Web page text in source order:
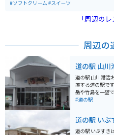
海沿いの景色のいい道路を走るのでツーリング
ってこいです。駐車場までの道は少し狭いです
にも適しています。
の離島も目視できるほか、名物の塩ソフトクリ
#ソフトクリーム#スイーツ
「周辺の
周辺の
道の駅 山川
道の駅 山川港活
置する道の駅で
岳や竹島を一望できます。 新鮮な魚
鮮館」や、地元
す。 また、バイクツーリングの拠点としても人気があ
り、広々とした
#道の駅
道の駅 いぶ
道の駅 いぶすき